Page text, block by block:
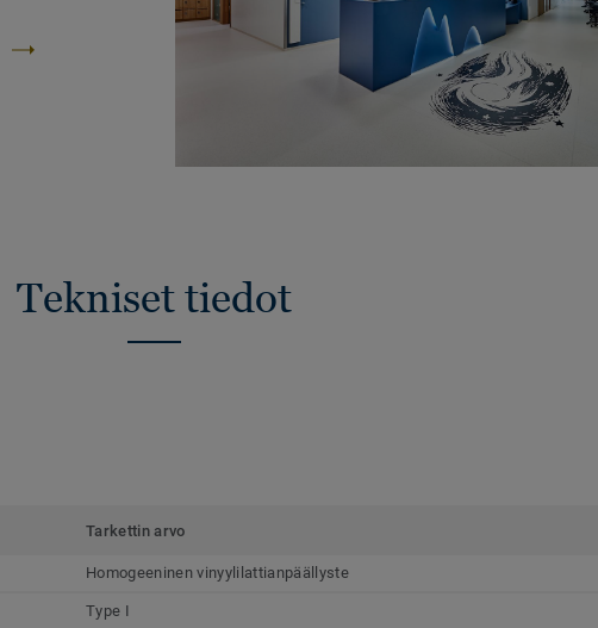
Tekniset tiedot
Tarkettin arvo
Homogeeninen vinyylilattianpäällyste
Type I